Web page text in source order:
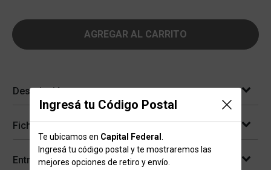
Ingresá tu Código Postal
Te ubicamos en Capital Federal
Ingresá tu código postal y te mostraremos las
mejores opciones de retiro y envío.
AGREGAR AL CARRITO
Descripción
Ficha técnica
Entregas